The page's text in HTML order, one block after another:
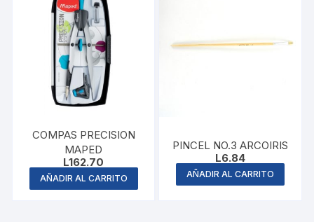
COMPAS PRECISION
MAPED
L162.70
AÑADIR AL CARRITO
PINCEL NO.3 ARCOIRIS
L6.84
AÑADIR AL CARRITO